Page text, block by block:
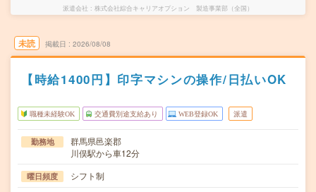
派遣会社 株式会社綜合キャリアオプション 製造事業部（全国）
未読 掲載日 2026/08/08
【時給1400円】印字マシンの操作/日払いOK
職種未経験OK 交通費別途支給あり WEB登録OK 派遣
勤務地
群馬県邑楽郡
川俣駅から車12分
曜日頻度 シフト制